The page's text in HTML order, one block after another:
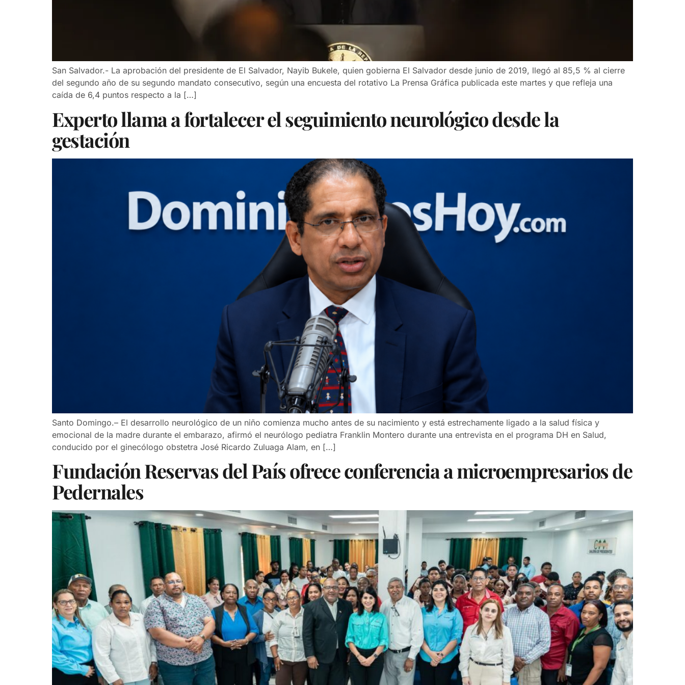
San Salvador.- La aprobación del presidente de El Salvador, Nayib Bukele, quien gobierna El Salvador desde junio de 2019, llegó al 85,5 % al cierre
del segundo año de su segundo mandato consecutivo, según una encuesta del rotativo La Prensa Gráfica publicada este martes y que refleja una
caída de 6,4 puntos respecto a la […]
Experto llama a fortalecer el seguimiento neurológico desde la
gestación
Santo Domingo.– El desarrollo neurológico de un niño comienza mucho antes de su nacimiento y está estrechamente ligado a la salud física y
emocional de la madre durante el embarazo, afirmó el neurólogo pediatra Franklin Montero durante una entrevista en el programa DH en Salud,
conducido por el ginecólogo obstetra José Ricardo Zuluaga Alam, en […]
Fundación Reservas del País ofrece conferencia a microempresarios de
Pedernales